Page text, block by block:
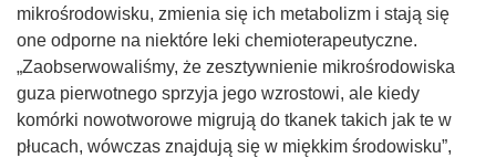
w
o
r
z
y
s
mikrośrodowisku, zmienia się ich metabolizm i stają się
one odporne na niektóre leki chemioterapeutyczne.
„Zaobserwowaliśmy, że zesztywnienie mikrośrodowiska
guza pierwotnego sprzyja jego wzrostowi, ale kiedy
komórki nowotworowe migrują do tkanek takich jak te w
płucach, wówczas znajdują się w miękkim środowisku”,